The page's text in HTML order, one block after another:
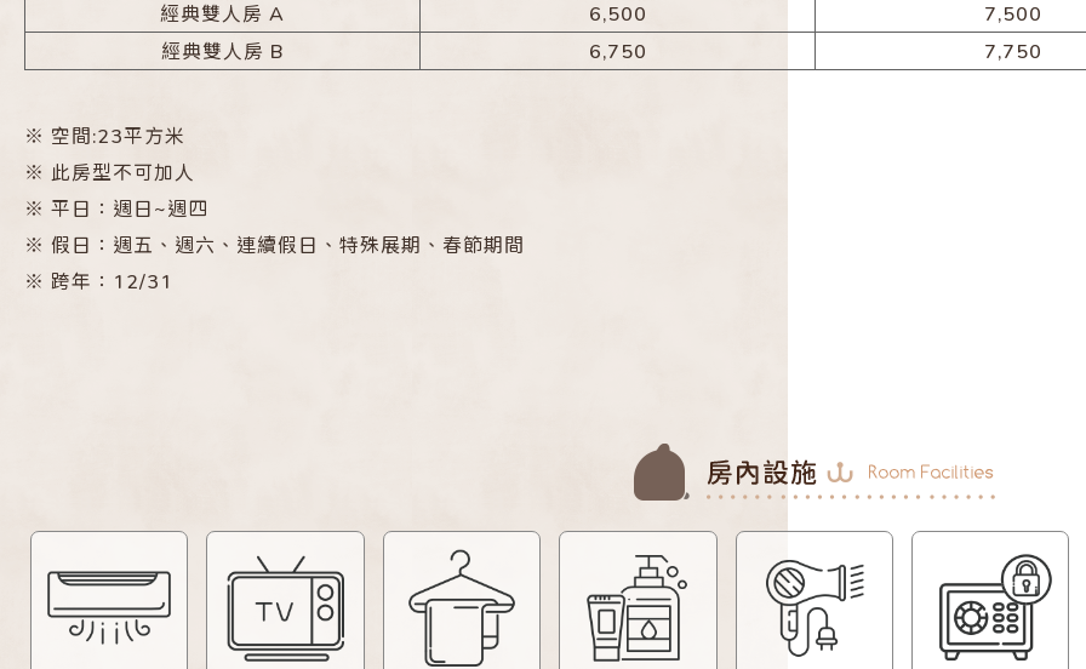
經典雙人房 A
6,500
7,500
經典雙人房 B
6,750 7,750
※ 空間:23平方米
※ 此房型不可加人
※ 平日：週日~週四
※ 假日：週五、週六、連續假日、特殊展期、春節期間
※ 跨年：12/31